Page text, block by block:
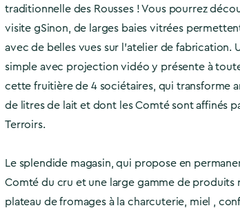
traditionnelle des Rousses ! Vous pourrez
visite gSinon, de larges baies vitrées
avec de belles vues sur l’atelier de fabrication.
simple avec projection vidéo y présente à
cette fruitière de 4 sociétaires, qui transforme
de litres de lait et dont les Comté sont affinés
Terroirs.
Le splendide magasin, qui propose en
Comté du cru et une large gamme de produits
plateau de fromages à la charcuterie, miel ,